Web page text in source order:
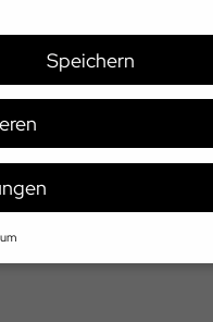
Speichern